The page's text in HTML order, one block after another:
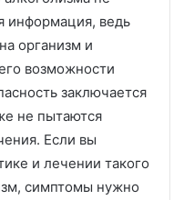
информация, ведь
организм и
возможности
заключается
не пытаются
Если вы
и лечении такого
симптомы нужно